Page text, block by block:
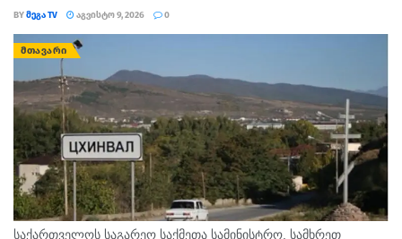
BYᲛᲔᲒᲐ TV ᲐᲒᲕᲘᲡᲢᲝ 9, 2026 0
ᲛᲗᲐᲕᲐᲠᲘ
საქართველოს საგარეო საქმეთა სამინისტრო, სამხრეთ